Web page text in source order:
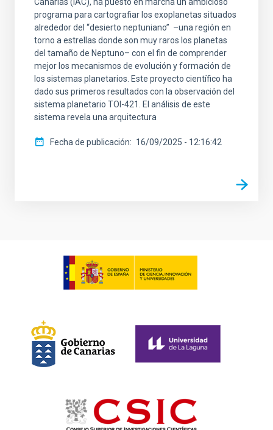
Canarias (IAC), ha puesto en marcha un ambicioso
programa para cartografiar los exoplanetas situados
alrededor del “desierto neptuniano” ­ ­–una región en
torno a estrellas donde son muy raros los planetas
del tamaño de Neptuno– con el fin de comprender
mejor los mecanismos de evolución y formación de
los sistemas planetarios. Este proyecto científico ha
dado sus primeros resultados con la observación del
sistema planetario TOI-421. El análisis de este
sistema revela una arquitectura
Fecha de publicación 16/09/2025 - 12:16:42